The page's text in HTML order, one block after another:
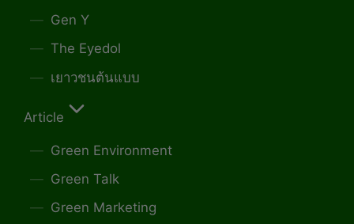
Gen Y
The Eyedol
เยาวชนต้นแบบ
Article
Green Environment
Green Talk
Green Marketing